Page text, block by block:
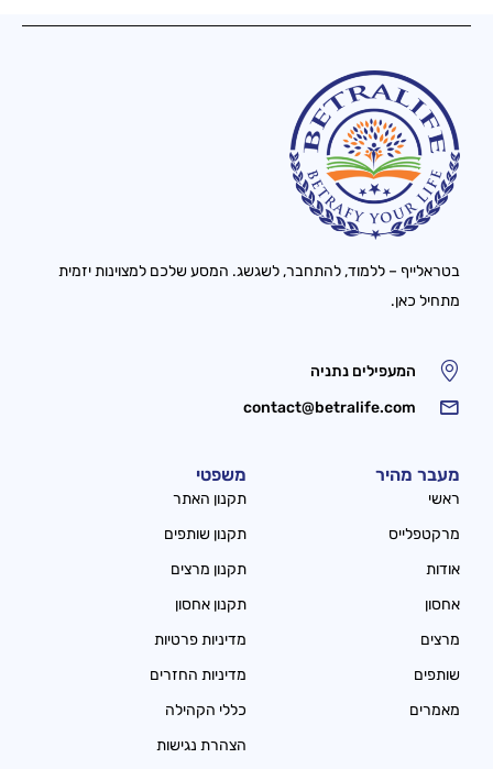
בטראלייף – ללמוד, להתחבר, לשגשג. המסע שלכם למצוינות יזמית
מתחיל כאן.
המעפילים נתניה
contact@betralife.com
מעבר מהיר
ראשי
מרקטפלייס
אודות
אחסון
מרצים
שותפים
מאמרים
משפטי
תקנון האתר
תקנון שותפים
תקנון מרצים
תקנון אחסון
מדיניות פרטיות
מדיניות החזרים
כללי הקהילה
הצהרת נגישות